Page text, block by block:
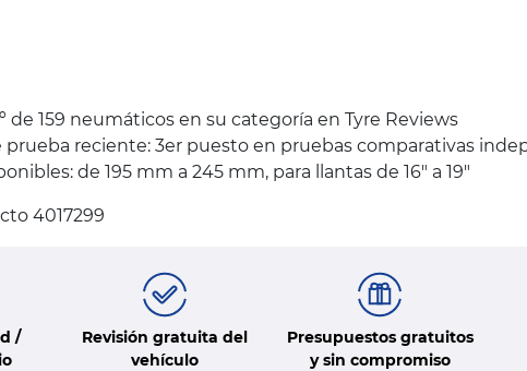
de 159 neumáticos en su categoría en Tyre Reviews
prueba reciente: 3er puesto en pruebas comparativas
de 195 mm a 245 mm, para llantas de 16" a 19"
4017299
/
Revisión gratuita del
vehículo
Presupuestos gratuitos
y sin compromiso